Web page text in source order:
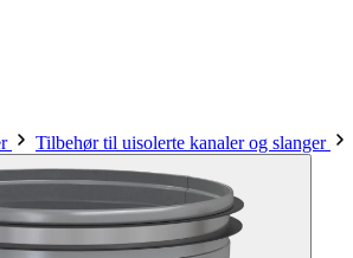
Tilbehør til uisolerte kanaler og slanger